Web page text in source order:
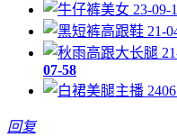
07-58
回复